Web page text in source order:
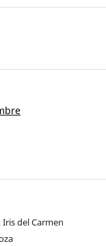
del Carmen